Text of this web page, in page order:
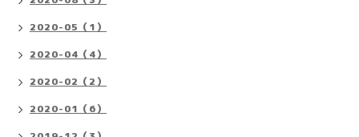
2020-05（1）
2020-04（4）
2020-02（2）
2020-01（6）